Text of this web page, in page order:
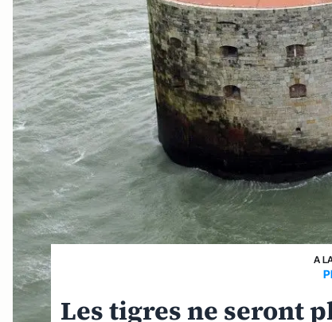
A
Les tigres ne seront